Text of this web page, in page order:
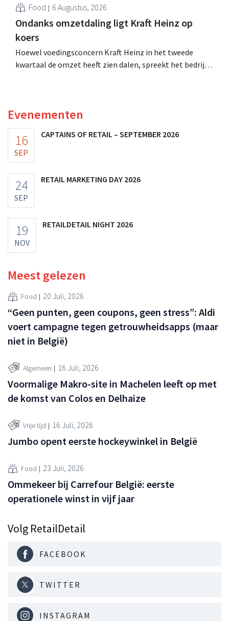
Food 6 Augustus, 2026
Ondanks omzetdaling ligt Kraft Heinz op
koers
Hoewel voedingsconcern Kraft Heinz in het tweede
kwartaal de omzet heeft zien dalen, spreekt het bedrijf
Evenementen
16
SEP
CAPTAINS OF RETAIL – SEPTEMBER 2026
24
SEP
RETAIL MARKETING DAY 2026
19
NOV
RETAILDETAIL NIGHT 2026
Meest gelezen
Food 20 Juli, 2026
“Geen punten, geen coupons, geen stress”: Aldi
voert campagne tegen getrouwheidsapps (maar
niet in België)
Algemeen 16 Juli, 2026
Voormalige Makro-site in Machelen leeft op met
de komst van Colos en Delhaize
Vrije tijd 16 Juli, 2026
Jumbo opent eerste hockeywinkel in België
Food 23 Juli, 2026
Ommekeer bij Carrefour België: eerste
operationele winst in vijf jaar
Volg RetailDetail
FACEBOOK
TWITTER
INSTAGRAM